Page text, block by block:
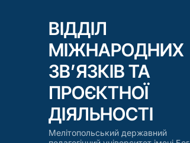
ВІДДІЛ
МІЖНАРОДНИХ
ЗВ’ЯЗКІВ ТА
ПРОЄКТНОЇ
ДІЯЛЬНОСТІ
Мелітопольський державний